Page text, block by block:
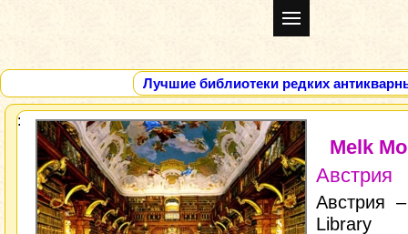
Лучшие библиотеки редких
Melk
Австрия
Австрия
Library